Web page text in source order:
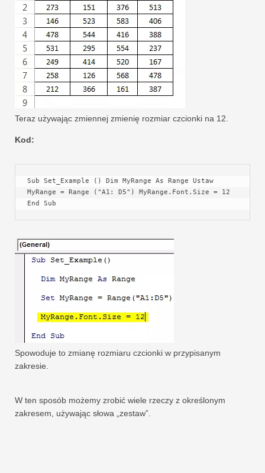
Teraz używając zmiennej zmienię rozmiar czcionki na 12.
Kod:
Sub Set_Example () Dim MyRange As Range Ustaw
MyRange = Range ("A1: D5") MyRange.Font.Size = 12
End Sub
Spowoduje to zmianę rozmiaru czcionki w przypisanym
zakresie.
W ten sposób możemy zrobić wiele rzeczy z określonym
zakresem, używając słowa „zestaw”.